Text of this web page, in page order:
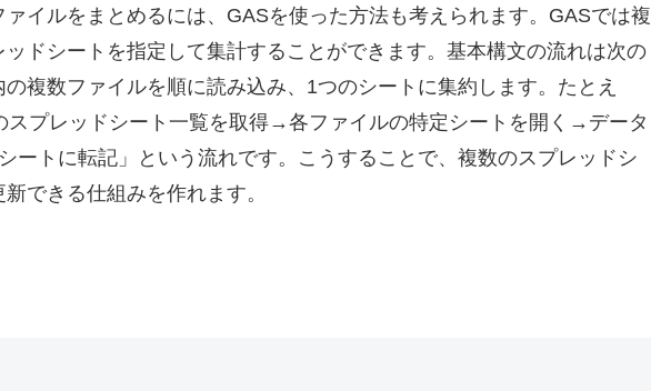
イルをまとめるには、GASを使った方法も考えられます。GASでは複
ドシートを指定して集計することができます。基本構文の流れは次の
複数ファイルを順に読み込み、1つのシートに集約します。たとえ
スプレッドシート一覧を取得→各ファイルの特定シートを開く→データ
ートに転記」という流れです。こうすることで、複数のスプレッドシ
できる仕組みを作れます。